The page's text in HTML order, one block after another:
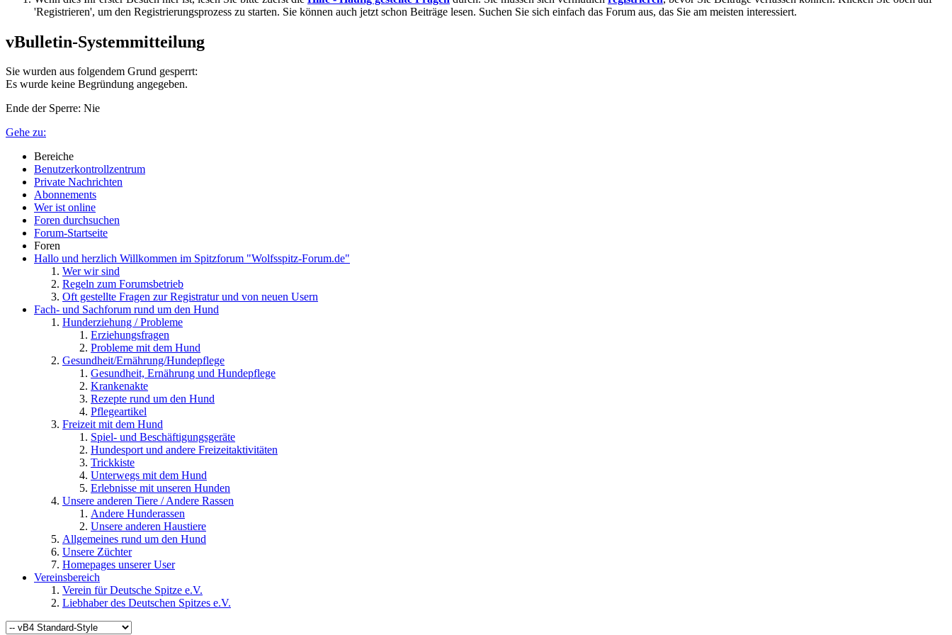
'Registrieren', um den Registrierungsprozess zu starten. Sie können auch jetzt schon Beiträge lesen. Suchen Sie sich einfach das Forum aus, das Sie am meisten interessiert.
vBulletin-Systemmitteilung
Sie wurden aus folgendem Grund gesperrt:
Es wurde keine Begründung angegeben.
Ende der Sperre: Nie
Gehe zu:
Bereiche
Benutzerkontrollzentrum
Private Nachrichten
Abonnements
Wer ist online
Foren durchsuchen
Forum-Startseite
Foren
Hallo und herzlich Willkommen im Spitzforum "Wolfsspitz-Forum.de"
Wer wir sind
Regeln zum Forumsbetrieb
Oft gestellte Fragen zur Registratur und von neuen Usern
Fach- und Sachforum rund um den Hund
Hunderziehung / Probleme
Erziehungsfragen
Probleme mit dem Hund
Gesundheit/Ernährung/Hundepflege
Gesundheit, Ernährung und Hundepflege
Krankenakte
Rezepte rund um den Hund
Pflegeartikel
Freizeit mit dem Hund
Spiel- und Beschäftigungsgeräte
Hundesport und andere Freizeitaktivitäten
Trickkiste
Unterwegs mit dem Hund
Erlebnisse mit unseren Hunden
Unsere anderen Tiere / Andere Rassen
Andere Hunderassen
Unsere anderen Haustiere
Allgemeines rund um den Hund
Unsere Züchter
Homepages unserer User
Vereinsbereich
Verein für Deutsche Spitze e.V.
Liebhaber des Deutschen Spitzes e.V.